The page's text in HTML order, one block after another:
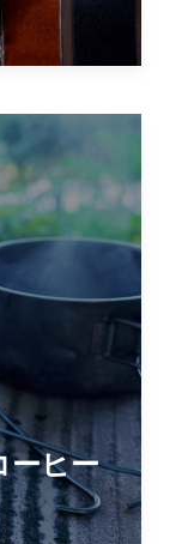
ーヒー